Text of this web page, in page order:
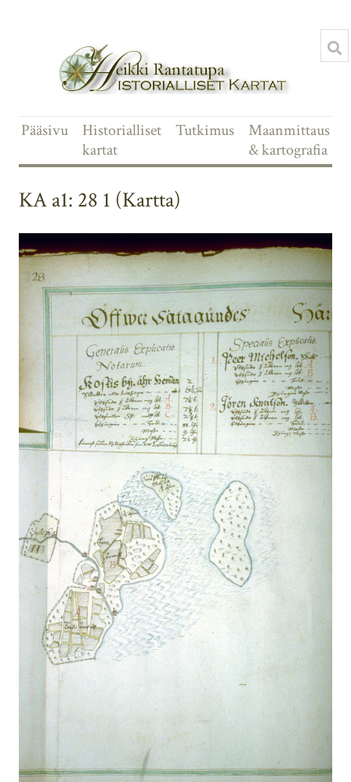
Pääsivu
Historialliset
kartat
Tutkimus
Maanmittaus
& kartografia
KA a1: 28 1 (Kartta)